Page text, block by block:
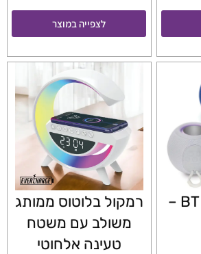
לצפייה במוצר
רמקול אלחוטי BT –
רמקול בלוטוס ממותג
משולב עם משטח
טעינה אלחוטי